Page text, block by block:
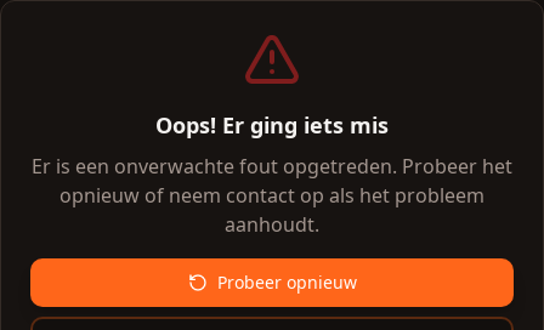
Oops! Er ging iets mis
Er is een onverwachte fout opgetreden. Probeer het
opnieuw of neem contact op als het probleem
aanhoudt.
Probeer opnieuw